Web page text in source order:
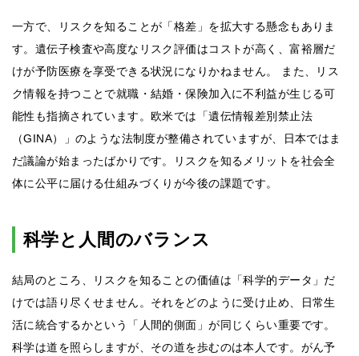
一方で、リスクを知ることが「格差」を拡大する懸念もありま
す。遺伝子検査や高度なリスク評価はコストが高く、富裕層だ
けが予防医療を享受できる状況になりかねません。 また、リス
ク情報を持つことで就職・結婚・保険加入に不利益が生じる可
能性も指摘されています。欧米では「遺伝情報差別禁止法
（GINA）」のような法制度が整備されていますが、日本ではま
だ議論が始まったばかりです。リスクを知るメリットを社会全
体に公平に届ける仕組みづくりが今後の課題です。
科学と人間のバランス
結局のところ、リスクを知ることの価値は「科学的データ」だ
けでは語り尽くせません。それをどのように受け止め、日常生
活に統合するかという「人間的側面」が同じくらい重要です。
科学は道を照らしますが、その道を歩むのは本人です。がん予